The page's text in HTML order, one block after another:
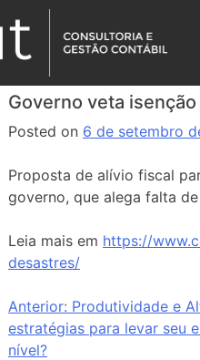
Governo veta
Posted on 6 de setembro
Proposta de alívio fiscal
governo, que alega falta
Leia mais em https://
desastres/
Anterior: Produtividade e
estratégias para levar seu
nível?